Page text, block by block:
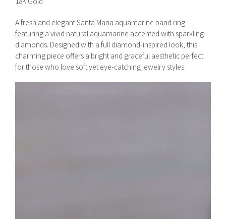
A fresh and elegant Santa Maria aquamarine band ring
featuring a vivid natural aquamarine accented with sparkling
diamonds. Designed with a full diamond-inspired look, this
charming piece offers a bright and graceful aesthetic perfect
for those who love soft yet eye-catching jewelry styles.